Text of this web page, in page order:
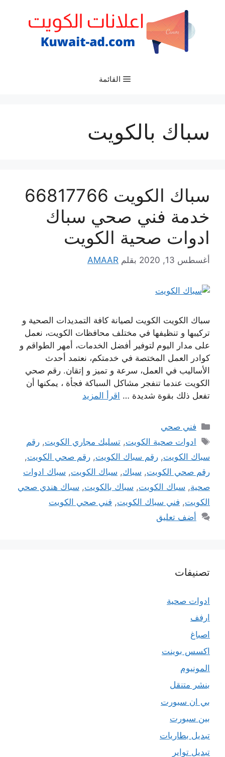
القائمة
سباك بالكويت
سباك الكويت 66817766
خدمة فني صحي سباك
ادوات صحية الكويت
أغسطس 13, 2020 بقلم AMAAR
سباك الكويت الكويت لصيانة كافة التمديدات الصحية و
تركيبها و تنظيفها في مختلف محافظات الكويت، نعمل
على مدار اليوم لتوفير أفضل الخدمات، أمهر الطواقم و
كوادر العمل المختصة في خدمتكم، نعتمد أحدث
الأساليب في العمل، سرعة و تميز و إتقان. رقم صحي
الكويت عندما تنفجر مشاكل السباكة فجأة ، يمكنها أن
تفعل ذلك بقوة شديدة … اقرأ المزيد
التصنيفات
فني صحي
الوسوم
ادوات صحية الكويت,تسليك مجاري الكويت,رقم
سباك الكويت, رقم سباك الكويت, رقم صحي الكويت,
رقم صحي الكويت, سباك, سباك الكويت, سباك ادوات
صحية, سباك الكويت, سباك بالكويت, سباك هندي صحي
الكويت, فني سباك الكويت, فني صحي الكويت
أضف تعليق
تصنيفات
ادوات صحية
ارفف
اصباغ
اكسس بوينت
المونيوم
بنشر متنقل
بي ان سبورت
بين سبورت
تبديل بطاريات
تبديل تواير